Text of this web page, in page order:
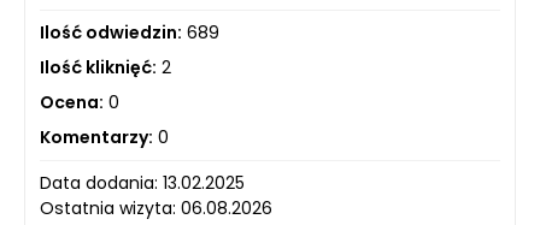
Ilość odwiedzin: 689
Ilość kliknięć: 2
Ocena: 0
Komentarzy: 0
Data dodania: 13.02.2025
Ostatnia wizyta: 06.08.2026